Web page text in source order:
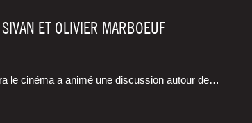
ET OLIVIER MARBOEUF
le ciné­ma a ani­mé une dis­cus­sion autour de…